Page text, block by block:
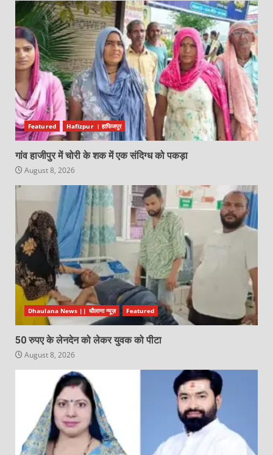
Featured Hafizpur । हाफिजपुर
गांव हाजीपुर में चोरी के शक में एक संदिग्ध को पकड़ा
August 8, 2026
Dhaulana News || धौलाना न्यूज़ Featured
50 रुपए के लेनदेन को लेकर युवक को पीटा
August 8, 2026